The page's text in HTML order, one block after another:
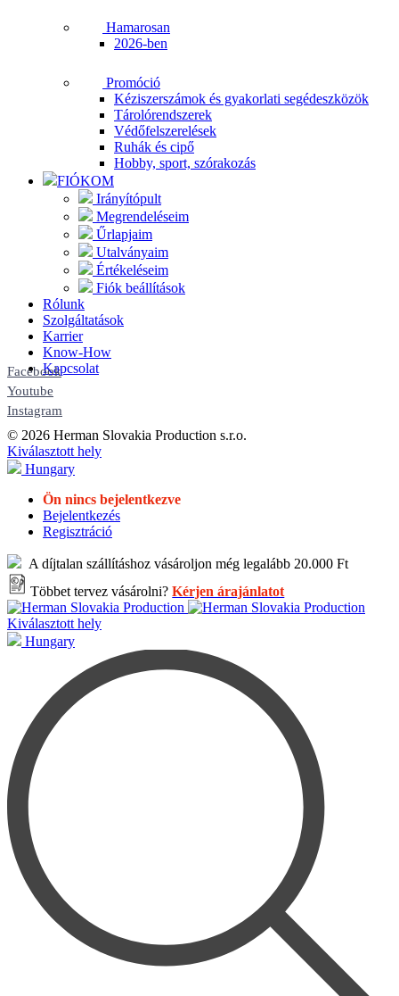
Hamarosan
2026-ben
Promóció
Kéziszerszámok és gyakorlati segédeszközök
Tárolórendszerek
Védőfelszerelések
Ruhák és cipő
Hobby, sport, szórakozás
FIÓKOM
Irányítópult
Megrendeléseim
Űrlapjaim
Utalványaim
Értékeléseim
Fiók beállítások
Rólunk
Szolgáltatások
Karrier
Know-How
Kapcsolat
Facebook
Youtube
Instagram
© 2026 Herman Slovakia Production s.r.o.
Kiválasztott hely
Hungary
Ön nincs bejelentkezve
Bejelentkezés
Regisztráció
A díjtalan szállításhoz vásároljon még legalább 20.000 Ft
Többet tervez vásárolni?Kérjen árajánlatot
Kiválasztott hely
Hungary